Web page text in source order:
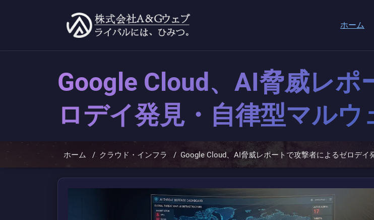
へ
ホーム
Google Cloud、AI脅威レ
ロデイ発見・自律型マルウ
ホーム / クラウド・インフラ / Google Cloud、AI脅威レポートで攻撃者によるゼロデイ